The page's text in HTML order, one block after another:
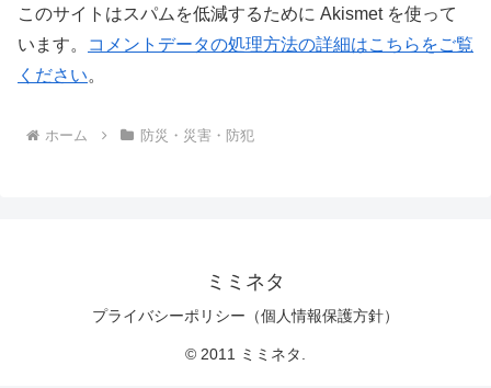
このサイトはスパムを低減するために Akismet を使って
います。
コメントデータの処理方法の詳細はこちらをご覧
ください。
ホーム 防災・災害・防犯
ミミネタ
プライバシーポリシー（個人情報保護方針）
© 2011 ミミネタ.